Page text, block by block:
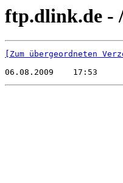
ftp.dlink.de -
[Zum übergeordneten
06.08.2009    17:53